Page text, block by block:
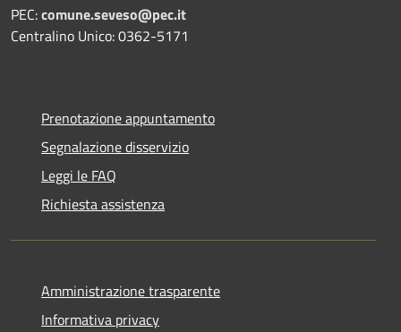
PEC:comune.seveso@pec.it
Centralino Unico: 0362-5171
Prenotazione appuntamento
Segnalazione disservizio
Leggi le FAQ
Richiesta assistenza
Amministrazione trasparente
Informativa privacy